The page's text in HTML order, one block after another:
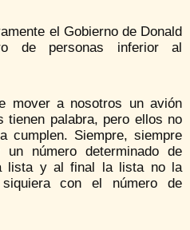
el Gobierno de Donald
de personas inferior al
mover a nosotros un avión
tienen palabra, pero ellos no
cumplen. Siempre, siempre
un número determinado de
lista y al final la lista no la
con el número de